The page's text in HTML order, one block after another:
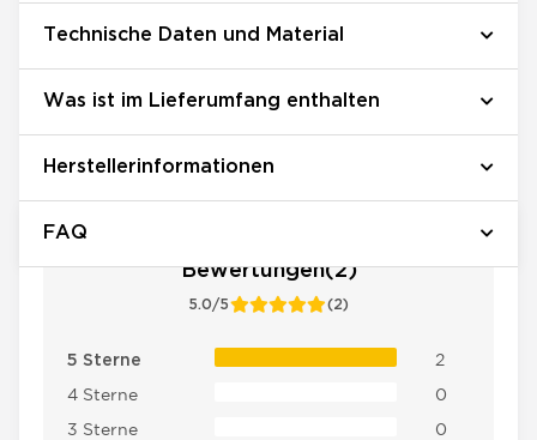
Technische Daten und Material
Was ist im Lieferumfang enthalten
Herstellerinformationen
FAQ
Bewertungen(2)
5.0/5 (2)
5 Sterne
2
4 Sterne
0
3 Sterne
0